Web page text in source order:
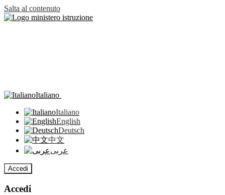
Salta al contenuto
Italiano
Italiano
English
Deutsch
中文
عربى
Accedi
Accedi